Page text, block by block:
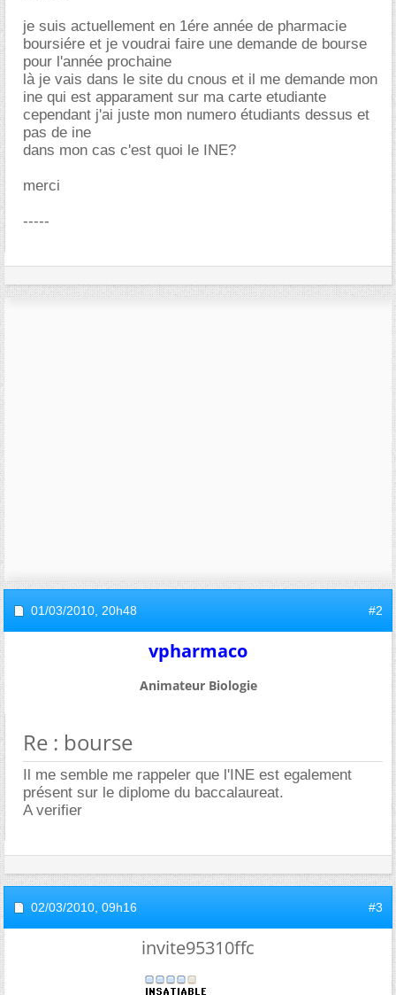
je suis actuellement en 1ére année de pharmacie
boursiére et je voudrai faire une demande de bourse
pour l'année prochaine
là je vais dans le site du cnous et il me demande mon
ine qui est apparament sur ma carte etudiante
cependant j'ai juste mon numero étudiants dessus et
pas de ine
dans mon cas c'est quoi le INE?
merci
-----
01/03/2010, 20h48 #2
vpharmaco
Animateur Biologie
Re : bourse
Il me semble me rappeler que l'INE est egalement
présent sur le diplome du baccalaureat.
A verifier
02/03/2010, 09h16 #3
invite95310ffc